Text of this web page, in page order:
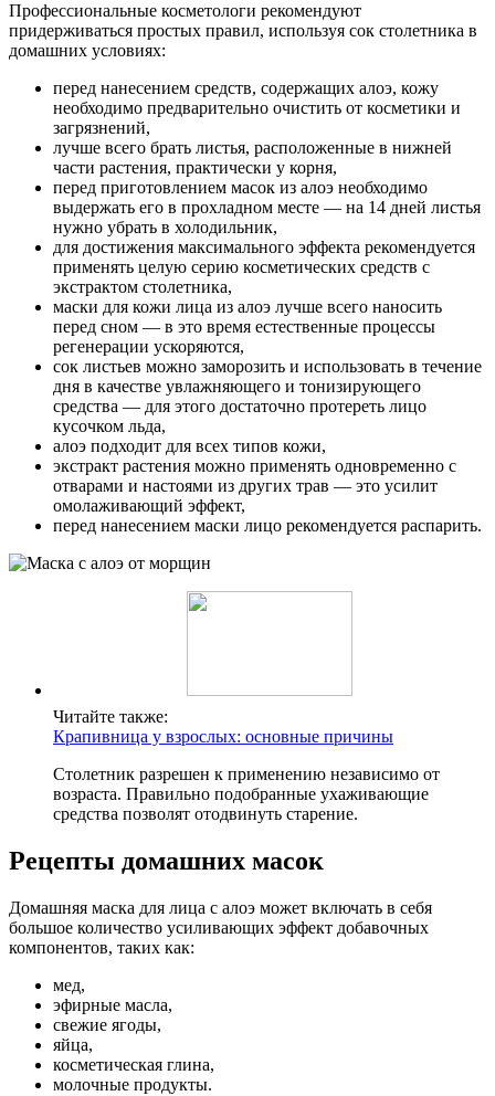
Профессиональные косметологи рекомендуют
придерживаться простых правил, используя сок столетника в
домашних условиях:
перед нанесением средств, содержащих алоэ, кожу
необходимо предварительно очистить от косметики и
загрязнений,
лучше всего брать листья, расположенные в нижней
части растения, практически у корня,
перед приготовлением масок из алоэ необходимо
выдержать его в прохладном месте — на 14 дней листья
нужно убрать в холодильник,
для достижения максимального эффекта рекомендуется
применять целую серию косметических средств с
экстрактом столетника,
маски для кожи лица из алоэ лучше всего наносить
перед сном — в это время естественные процессы
регенерации ускоряются,
сок листьев можно заморозить и использовать в течение
дня в качестве увлажняющего и тонизирующего
средства — для этого достаточно протереть лицо
кусочком льда,
алоэ подходит для всех типов кожи,
экстракт растения можно применять одновременно с
отварами и настоями из других трав — это усилит
омолаживающий эффект,
перед нанесением маски лицо рекомендуется распарить.
Читайте также:
Крапивница у взрослых: основные причины
Столетник разрешен к применению независимо от
возраста. Правильно подобранные ухаживающие
средства позволят отодвинуть старение.
Рецепты домашних масок
Домашняя маска для лица с алоэ может включать в себя
большое количество усиливающих эффект добавочных
компонентов, таких как:
мед,
эфирные масла,
свежие ягоды,
яйца,
косметическая глина,
молочные продукты.